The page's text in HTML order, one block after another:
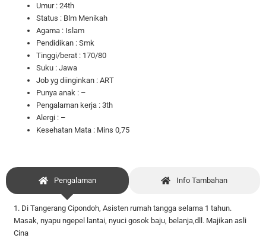
Umur : 24th
Status : Blm Menikah
Agama : Islam
Pendidikan : Smk
Tinggi/berat : 170/80
Suku : Jawa
Job yg diinginkan : ART
Punya anak : –
Pengalaman kerja : 3th
Alergi : –
Kesehatan Mata : Mins 0,75
Pengalaman Info Tambahan
1. Di Tangerang Cipondoh, Asisten rumah tangga selama 1 tahun.
Masak, nyapu ngepel lantai, nyuci gosok baju, belanja,dll. Majikan asli
Cina